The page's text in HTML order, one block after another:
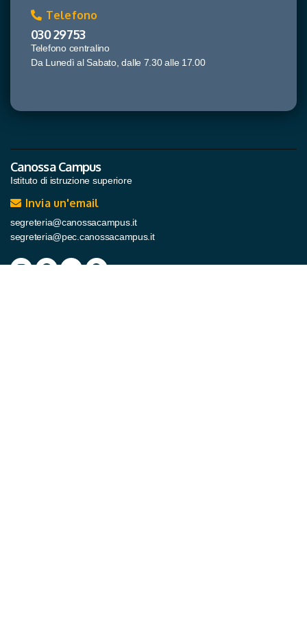
Telefono
030 29753
Telefono centralino
Da Lunedì al Sabato, dalle 7.30 alle 17.00
Canossa Campus
Istituto di istruzione superiore
Invia un'email
segreteria@canossacampus.it
segreteria@pec.canossacampus.it